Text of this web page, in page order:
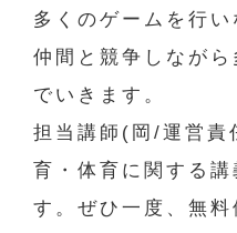
多くのゲームを行
仲間と競争しなが
でいきます。
担当講師(岡/運営責
育・体育に関する講
す。ぜひ一度、無